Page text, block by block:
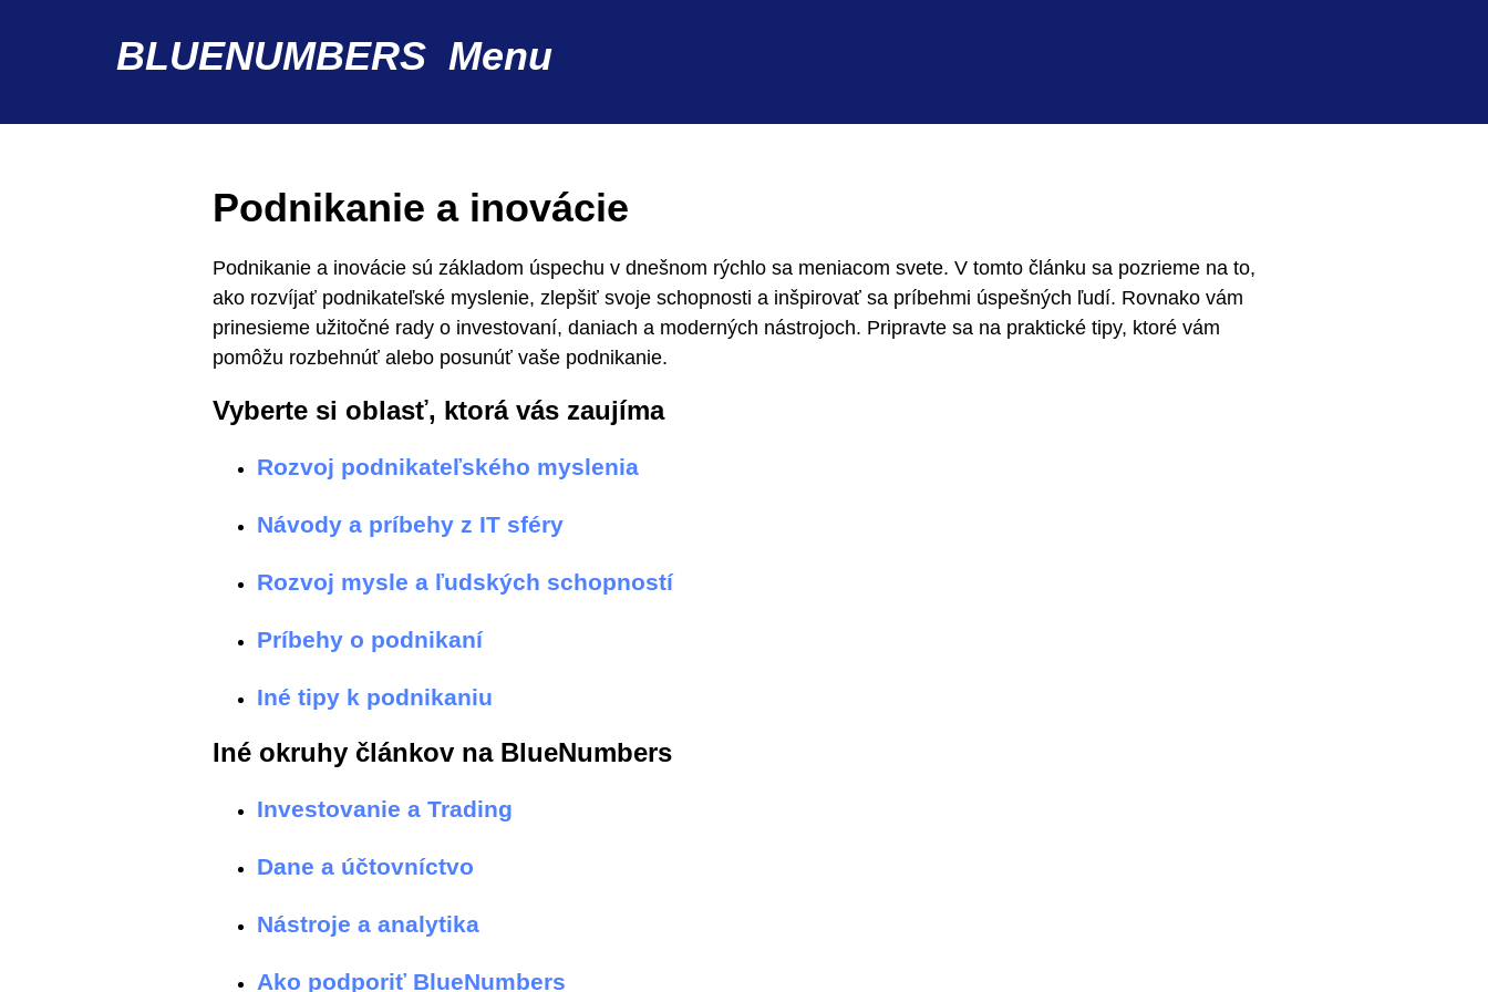
BLUENUMBERS Menu
Podnikanie a inovácie
Podnikanie a inovácie sú základom úspechu v dnešnom rýchlo sa meniacom svete. V tomto článku sa pozrieme na to,
ako rozvíjať podnikateľské myslenie, zlepšiť svoje schopnosti a inšpirovať sa príbehmi úspešných ľudí. Rovnako vám
prinesieme užitočné rady o investovaní, daniach a moderných nástrojoch. Pripravte sa na praktické tipy, ktoré vám
pomôžu rozbehnúť alebo posunúť vaše podnikanie.
Vyberte si oblasť, ktorá vás zaujíma
Rozvoj podnikateľského myslenia
Návody a príbehy z IT sféry
Rozvoj mysle a ľudských schopností
Príbehy o podnikaní
Iné tipy k podnikaniu
Iné okruhy článkov na BlueNumbers
Investovanie a Trading
Dane a účtovníctvo
Nástroje a analytika
Ako podporiť BlueNumbers